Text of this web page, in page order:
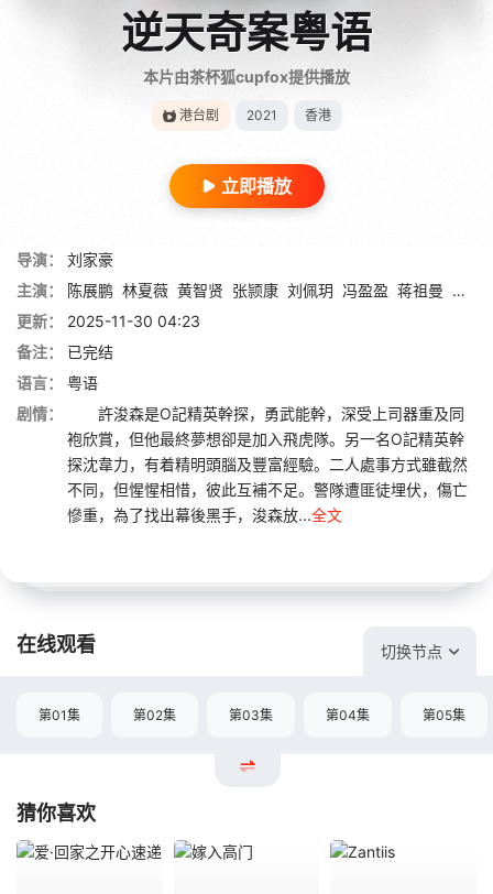
逆天奇案粤语
本片由茶杯狐cupfox提供播放
港台剧 2021 香港
立即播放
导演：
刘家豪
主演：
陈展鹏 林夏薇 黄智贤 张颕康 刘佩玥 冯盈盈 蒋祖曼 海俊
更新：
2025-11-30 04:23
备注：
已完结
语言：
粤语
剧情：
許浚森是O記精英幹探，勇武能幹，深受上司器重及同
袍欣賞，但他最終夢想卻是加入飛虎隊。另一名O記精英幹
探沈韋力，有着精明頭腦及豐富經驗。二人處事方式雖截然
不同，但惺惺相惜，彼此互補不足。警隊遭匪徒埋伏，傷亡
慘重，為了找出幕後黑手，浚森放...全文
在线观看 切换节点
第01集 第02集 第03集 第04集 第05集
猜你喜欢